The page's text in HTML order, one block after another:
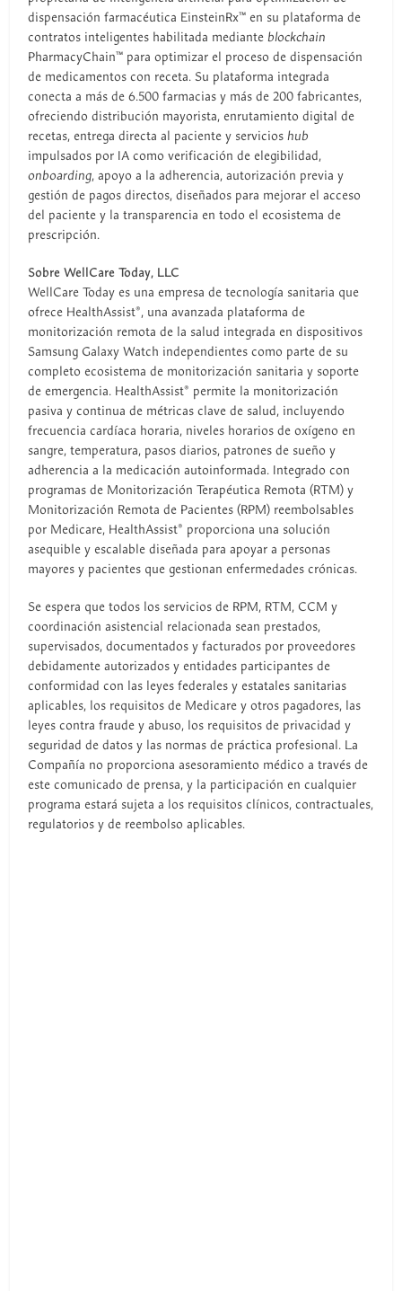
dispensación farmacéutica EinsteinRx™ en su plataforma de
contratos inteligentes habilitada medianteblockchain
PharmacyChain™ para optimizar el proceso de dispensación
de medicamentos con receta. Su plataforma integrada
conecta a más de 6.500 farmacias y más de 200 fabricantes,
ofreciendo distribución mayorista, enrutamiento digital de
recetas, entrega directa al paciente y servicioshub
impulsados por IA como verificación de elegibilidad,
onboarding, apoyo a la adherencia, autorización previa y
gestión de pagos directos, diseñados para mejorar el acceso
del paciente y la transparencia en todo el ecosistema de
prescripción.
Sobre WellCare Today, LLC
WellCare Today es una empresa de tecnología sanitaria que
ofrece HealthAssist®, una avanzada plataforma de
monitorización remota de la salud integrada en dispositivos
Samsung Galaxy Watch independientes como parte de su
completo ecosistema de monitorización sanitaria y soporte
de emergencia. HealthAssist® permite la monitorización
pasiva y continua de métricas clave de salud, incluyendo
frecuencia cardíaca horaria, niveles horarios de oxígeno en
sangre, temperatura, pasos diarios, patrones de sueño y
adherencia a la medicación autoinformada. Integrado con
programas de Monitorización Terapéutica Remota (RTM) y
Monitorización Remota de Pacientes (RPM) reembolsables
por Medicare, HealthAssist® proporciona una solución
asequible y escalable diseñada para apoyar a personas
mayores y pacientes que gestionan enfermedades crónicas.
Se espera que todos los servicios de RPM, RTM, CCM y
coordinación asistencial relacionada sean prestados,
supervisados, documentados y facturados por proveedores
debidamente autorizados y entidades participantes de
conformidad con las leyes federales y estatales sanitarias
aplicables, los requisitos de Medicare y otros pagadores, las
leyes contra fraude y abuso, los requisitos de privacidad y
seguridad de datos y las normas de práctica profesional. La
Compañía no proporciona asesoramiento médico a través de
este comunicado de prensa, y la participación en cualquier
programa estará sujeta a los requisitos clínicos, contractuales,
regulatorios y de reembolso aplicables.